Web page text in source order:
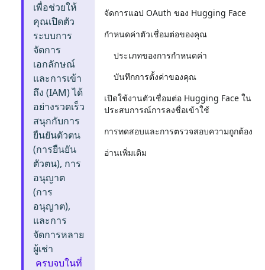
เพื่อช่วยให้
คุณเปิดตัว
ระบบการ
จัดการ
เอกลักษณ์
และการเข้า
ถึง (IAM) ได้
อย่างรวดเร็ว
สนุกกับการ
ยืนยันตัวตน
(การยืนยัน
ตัวตน), การ
อนุญาต
(การ
อนุญาต),
และการ
จัดการหลาย
ผู้เช่า
ครบจบในที่
จัดการแอป OAuth ของ Hugging Face
กำหนดค่าตัวเชื่อมต่อของคุณ
ประเภทของการกำหนดค่า
บันทึกการตั้งค่าของคุณ
เปิดใช้งานตัวเชื่อมต่อ Hugging Face ใน
ประสบการณ์การลงชื่อเข้าใช้
การทดสอบและการตรวจสอบความถูกต้อง
อ่านเพิ่มเติม